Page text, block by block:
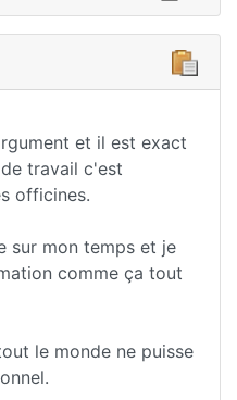
et il est exact
travail c'est
officines.
sur mon temps et je
comme ça tout
le monde ne puisse